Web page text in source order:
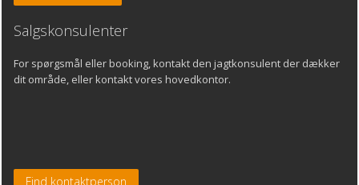
Salgskonsulenter
For spørgsmål eller booking, kontakt den jagtkonsulent der dækker
dit område, eller kontakt vores hovedkontor.
Find kontaktperson